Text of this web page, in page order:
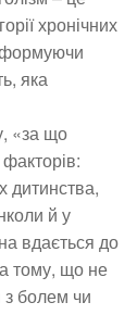
хронічних
формуючи
яка
«за що
дитинства,
й у
вдається до
тому, що не
болем чи